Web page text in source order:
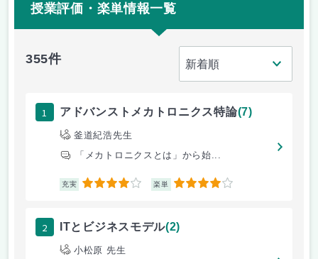
授業評価・楽単情報一覧
355件
1 アドバンストメカトロニクス特論(7)
釜道紀浩先生
「メカトロニクスとは」から始...
充実 4 楽単 4
2 ITとビジネスモデル(2)
小松原 先生